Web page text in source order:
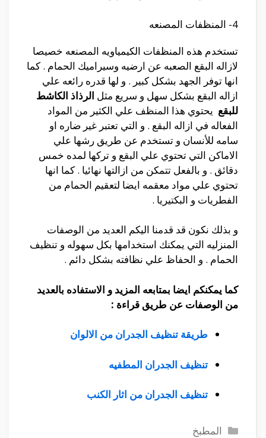
4- المنظفات المصنعه
تستخدم هذه المنظفات الكيمياويه المصنعه خصيصا
لازاله البقع الصعبه عن ارضيه وسيراميك الحمام . كما
انها توفر الجهد بشكل كبير . و لها قدره رائعه علي
ازاله البقع بشكل سهل و سريع مثل الرذاذ الكاشط
للبقع يحتوي هذا المنظف علي الكثير من المواد
الفعاله في ازاله البقع . و التي تعتبر غير ضاره او
سامه للأنسان و تستخدم عن طريق رشها علي
الاماكن التي تحتوي علي البقع و تركها لمده خمس
دقائق . و بالفعل تتمكن من ازالتها نهائيا . كما انها
تحتوي علي مواد معقمه ايضا لتعقيم الحمام من
الفطريات و البكتيريا .
و بذلك نكون قد قدمنا اليكم العديد من الوصفات
المنزليه التي يمكنك استخدامها بكل سهوله و تنظيف
الحمام . و الحفاظ علي نظافته بشكل دائم .
كما يمكنكم ايضا بمتابعه المزيد و الاستفاده بالعديد
من الوصفات عن طريق قراءة :
طريقة تنظيف الجدران من الالوان
تنظيف الجدران المطفيه
تنظيف الجدران من اثار الكنب
التصنيفات
المطبخ